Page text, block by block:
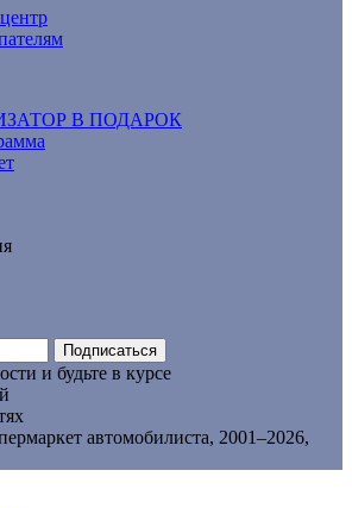
В ПОДАРОК
Подписаться
и будьте в курсе
автомобилиста, 2001–2026,